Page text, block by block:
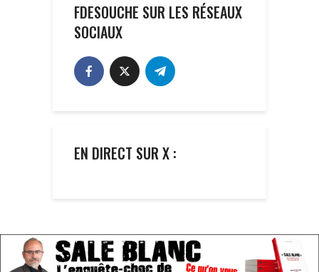
FDESOUCHE SUR LES RÉSEAUX
SOCIAUX
EN DIRECT SUR X :